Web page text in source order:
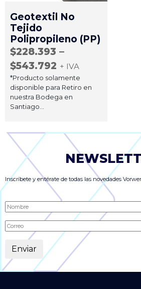
Geotextil No
Tejido
Polipropileno (PP)
$228.393 –
$543.792 + IVA
*Producto solamente
disponible para Retiro en
nuestra Bodega en
Santiago...
Inscríbete y entérate de todas las novedades
Alternative: